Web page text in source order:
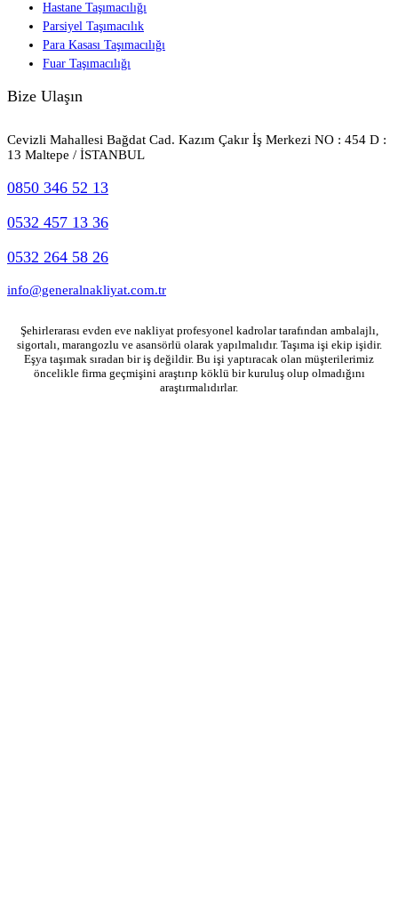
Hastane Taşımacılığı
Parsiyel Taşımacılık
Para Kasası Taşımacılığı
Fuar Taşımacılığı
Bize Ulaşın
Cevizli Mahallesi Bağdat Cad. Kazım Çakır İş Merkezi NO : 454 D :
13 Maltepe / İSTANBUL
0850 346 52 13
0532 457 13 36
0532 264 58 26
info@generalnakliyat.com.tr
Şehirlerarası evden eve nakliyat profesyonel kadrolar tarafından ambalajlı,
sigortalı, marangozlu ve asansörlü olarak yapılmalıdır. Taşıma işi ekip işidir.
Eşya taşımak sıradan bir iş değildir. Bu işi yaptıracak olan müşterilerimiz
öncelikle firma geçmişini araştırıp köklü bir kuruluş olup olmadığını
araştırmalıdırlar.